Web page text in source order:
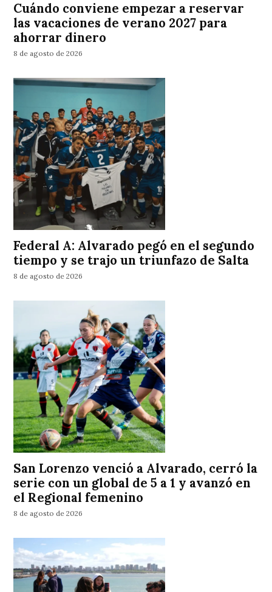
Cuándo conviene empezar a reservar
las vacaciones de verano 2027 para
ahorrar dinero
8 de agosto de 2026
Federal A: Alvarado pegó en el segundo
tiempo y se trajo un triunfazo de Salta
8 de agosto de 2026
San Lorenzo venció a Alvarado, cerró la
serie con un global de 5 a 1 y avanzó en
el Regional femenino
8 de agosto de 2026